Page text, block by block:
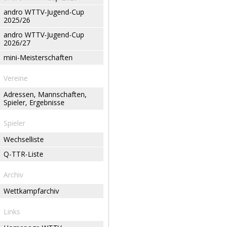
andro WTTV-Jugend-Cup
2025/26
andro WTTV-Jugend-Cup
2026/27
mini-Meisterschaften
Vereine
Adressen, Mannschaften,
Spieler, Ergebnisse
Spieler
Wechselliste
Q-TTR-Liste
Archiv
Wettkampfarchiv
Links